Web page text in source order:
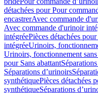
détachées pour Pour
encastrerAvec commande
Avec commande d'urinoir
intégréePièces détachées
intégréeUrinoirs,
Urinoirs, fonctionnement sans
pour Sans abattant
Séparations d’urinoirs
synthétiquePièces détachées
synthétiqueSéparations